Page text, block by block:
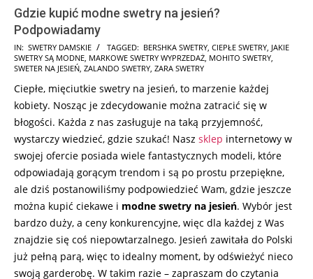
Gdzie kupić modne swetry na jesień?
Podpowiadamy
2026-
07-
IN: SWETRY DAMSKIE TAGGED: BERSHKA SWETRY CIEPŁE SWETRY JAKIE
SWETRY SĄ MODNE MARKOWE SWETRY WYPRZEDAŻ MOHITO SWETRY
SWETER NA JESIEŃ ZALANDO SWETRY ZARA SWETRY
Ciepłe, mięciutkie swetry na jesień, to marzenie każdej
kobiety. Nosząc je zdecydowanie można zatracić się w
błogości. Każda z nas zasługuje na taką przyjemność,
wystarczy wiedzieć, gdzie szukać! Nasz sklep internetowy w
swojej ofercie posiada wiele fantastycznych modeli, które
odpowiadają gorącym trendom i są po prostu przepiękne,
ale dziś postanowiliśmy podpowiedzieć Wam, gdzie jeszcze
można kupić ciekawe i modne swetry na jesień. Wybór jest
bardzo duży, a ceny konkurencyjne, więc dla każdej z Was
znajdzie się coś niepowtarzalnego. Jesień zawitała do Polski
już pełną parą, więc to idealny moment, by odświeżyć nieco
swoją garderobę. W takim razie – zapraszam do czytania